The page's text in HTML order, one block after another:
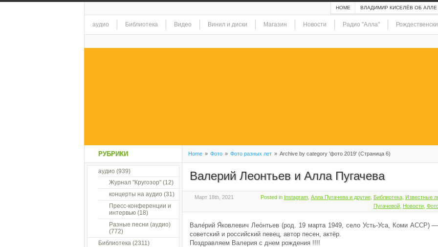
HOME ВЛАДИМИР КИСЕЛЁВ ОБ АЛЛЕ
аудио Библиотека Видео Винил и диски Магазин Новости Радио "Алла"
Home » Фото » Фото разных лет » Archive by category 'фото 2019' (Страница 6)
Валерий Леонтьев и Алла Пугачева
Март 18th, 2021 Posted in Instagram, Алла Пугачева и другие, Библиотека, Известные
Пугачевой, Новости,
Вале́рий Я́ковлевич Лео́нтьев (род. 19 марта 1949, село Усть-Уса, Коми АССР) —
советский и российский певец, автор песен, актёр.
Поздравляем Валерия с днем рождения !!!!
РУБРИКИ
аудио (939)
Журнал "Кругозор"(12)
концерты на аудио (31)
Пресс-конференции и
интервью(18)
Разные песни (аудио)
(772)
Библиотека(2311)